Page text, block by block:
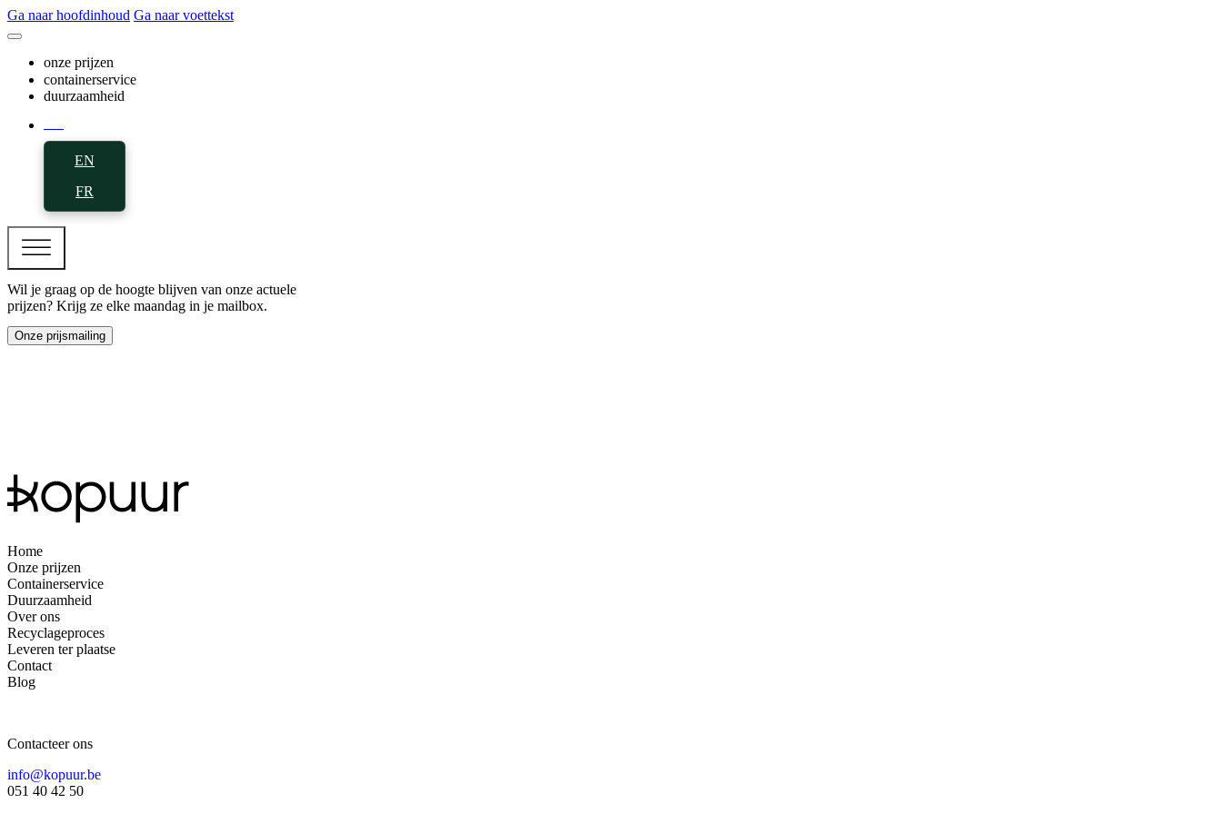
Ga naar hoofdinhoud Ga naar voettekst
onze prijzen
containerservice
duurzaamheid
EN
FR
Wil je graag op de hoogte blijven van onze actuele
prijzen? Krijg ze elke maandag in je mailbox.
Onze prijsmailing
Home
Onze prijzen
Containerservice
Duurzaamheid
Over ons
Recyclageproces
Leveren ter plaatse
Contact
Blog
Contacteer ons
info@kopuur.be
051 40 42 50